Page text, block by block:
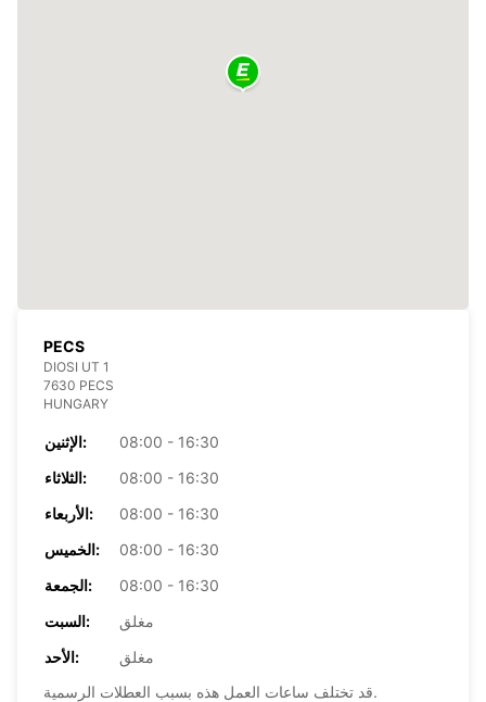
PECS
DIOSI UT 1
7630 PECS
HUNGARY
الإثنين:
08:00 - 16:30
الثلاثاء:
08:00 - 16:30
الأربعاء:
08:00 - 16:30
الخميس:
08:00 - 16:30
الجمعة:
08:00 - 16:30
السبت:
مغلق
الأحد:
مغلق
قد تختلف ساعات العمل هذه بسبب العطلات الرسمية.